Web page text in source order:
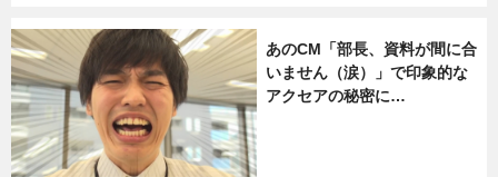
あのCM「部長、資料が間に合
いません（涙）」で印象的な
アクセアの秘密に…